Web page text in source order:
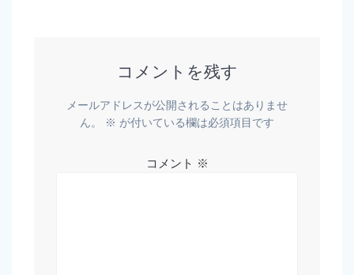
コメントを残す
メールアドレスが公開されることはありませ
ん。
※ が付いている欄は必須項目です
コメント ※